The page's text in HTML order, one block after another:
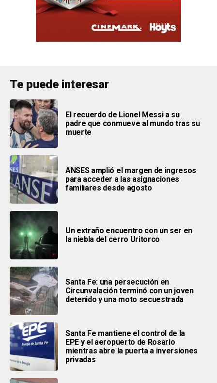
Te puede interesar
El recuerdo de Lionel Messi a su
padre que conmueve al mundo tras su
muerte
ANSES amplió el margen de ingresos
para acceder a las asignaciones
familiares desde agosto
Un extraño encuentro con un ser en
la niebla del cerro Uritorco
Santa Fe: una persecución en
Circunvalación terminó con un joven
detenido y una moto secuestrada
Santa Fe mantiene el control de la
EPE y el aeropuerto de Rosario
mientras abre la puerta a inversiones
privadas